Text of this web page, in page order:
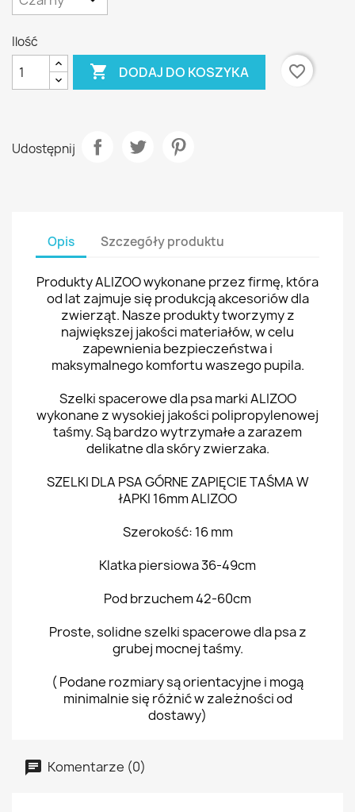
Ilość
 DODAJ DO KOSZYKA favorite_border
Udostępnij
Opis Szczegóły produktu
Produkty ALIZOO wykonane przez firmę, która
od lat zajmuje się produkcją akcesoriów dla
zwierząt. Nasze produkty tworzymy z
największej jakości materiałów, w celu
zapewnienia bezpieczeństwa i
maksymalnego komfortu waszego pupila.
Szelki spacerowe dla psa marki ALIZOO
wykonane z wysokiej jakości polipropylenowej
taśmy. Są bardzo wytrzymałe a zarazem
delikatne dla skóry zwierzaka.
SZELKI DLA PSA GÓRNE ZAPIĘCIE TAŚMA W
łAPKI 16mm ALIZOO
Szerokość: 16 mm
Klatka piersiowa 36-49cm
Pod brzuchem 42-60cm
Proste, solidne szelki spacerowe dla psa z
grubej mocnej taśmy.
( Podane rozmiary są orientacyjne i mogą
minimalnie się różnić w zależności od
dostawy)
Komentarze (0)